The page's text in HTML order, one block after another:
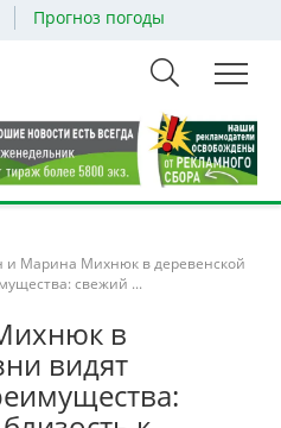
Прогноз погоды
и Марина Михнюк в деревенской
свежий ...
в
видят